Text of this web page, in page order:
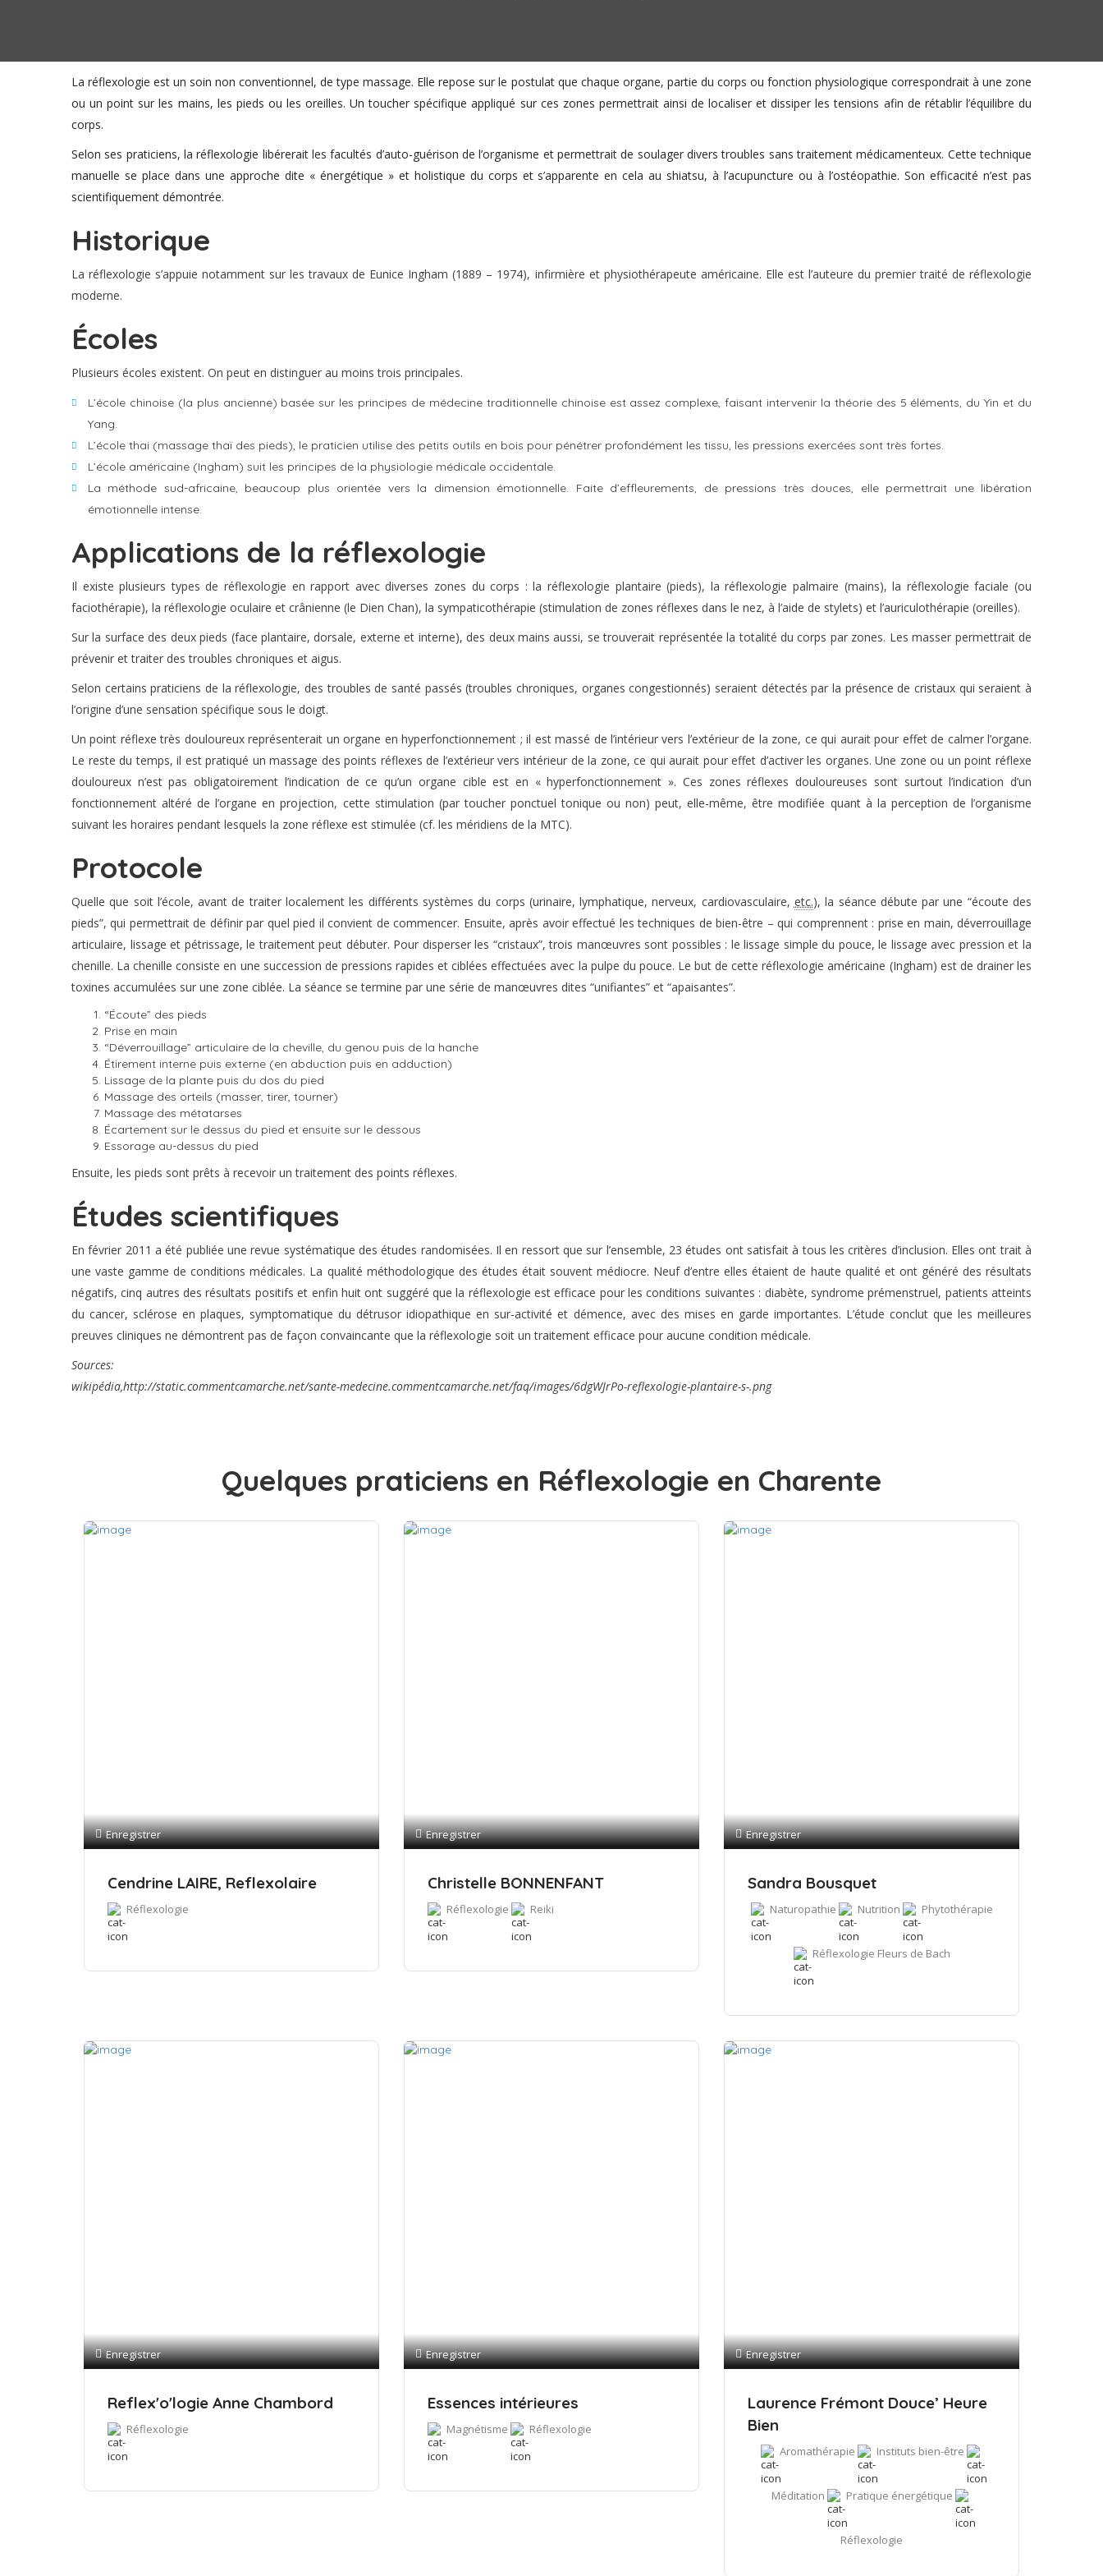
La réflexologie est un soin non conventionnel, de type massage. Elle repose sur le postulat que chaque organe, partie du corps ou fonction physiologique correspondrait à une zone
ou un point sur les mains, les pieds ou les oreilles. Un toucher spécifique appliqué sur ces zones permettrait ainsi de localiser et dissiper les tensions afin de rétablir l’équilibre du
corps.
Selon ses praticiens, la réflexologie libérerait les facultés d’auto-guérison de l’organisme et permettrait de soulager divers troubles sans traitement médicamenteux. Cette technique
manuelle se place dans une approche dite « énergétique » et holistique du corps et s’apparente en cela au shiatsu, à l’acupuncture ou à l’ostéopathie. Son efficacité n’est pas
scientifiquement démontrée.
Historique
La réflexologie s’appuie notamment sur les travaux de Eunice Ingham (1889 – 1974), infirmière et physiothérapeute américaine. Elle est l’auteure du premier traité de réflexologie
moderne.
Écoles
Plusieurs écoles existent. On peut en distinguer au moins trois principales.
L’école chinoise (la plus ancienne) basée sur les principes de médecine traditionnelle chinoise est assez complexe, faisant intervenir la théorie des 5 éléments, du Yin et du
Yang.
L’école thai (massage thaï des pieds), le praticien utilise des petits outils en bois pour pénétrer profondément les tissu, les pressions exercées sont très fortes.
L’école américaine (Ingham) suit les principes de la physiologie médicale occidentale.
La méthode sud-africaine, beaucoup plus orientée vers la dimension émotionnelle. Faite d’effleurements, de pressions très douces, elle permettrait une libération
émotionnelle intense.
Applications de la réflexologie
Il existe plusieurs types de réflexologie en rapport avec diverses zones du corps : la réflexologie plantaire (pieds), la réflexologie palmaire (mains), la réflexologie faciale (ou
faciothérapie), la réflexologie oculaire et crânienne (le Dien Chan), la sympaticothérapie (stimulation de zones réflexes dans le nez, à l’aide de stylets) et l’auriculothérapie (oreilles).
Sur la surface des deux pieds (face plantaire, dorsale, externe et interne), des deux mains aussi, se trouverait représentée la totalité du corps par zones. Les masser permettrait de
prévenir et traiter des troubles chroniques et aigus.
Selon certains praticiens de la réflexologie, des troubles de santé passés (troubles chroniques, organes congestionnés) seraient détectés par la présence de cristaux qui seraient à
l’origine d’une sensation spécifique sous le doigt.
Un point réflexe très douloureux représenterait un organe en hyperfonctionnement ; il est massé de l’intérieur vers l’extérieur de la zone, ce qui aurait pour effet de calmer l’organe.
Le reste du temps, il est pratiqué un massage des points réflexes de l’extérieur vers intérieur de la zone, ce qui aurait pour effet d’activer les organes. Une zone ou un point réflexe
douloureux n’est pas obligatoirement l’indication de ce qu’un organe cible est en « hyperfonctionnement ». Ces zones réflexes douloureuses sont surtout l’indication d’un
fonctionnement altéré de l’organe en projection, cette stimulation (par toucher ponctuel tonique ou non) peut, elle-même, être modifiée quant à la perception de l’organisme
suivant les horaires pendant lesquels la zone réflexe est stimulée (cf. les méridiens de la MTC).
Protocole
Quelle que soit l’école, avant de traiter localement les différents systèmes du corps (urinaire, lymphatique, nerveux, cardiovasculaire, etc.), la séance débute par une “écoute des
pieds”, qui permettrait de définir par quel pied il convient de commencer. Ensuite, après avoir effectué les techniques de bien-être – qui comprennent : prise en main, déverrouillage
articulaire, lissage et pétrissage, le traitement peut débuter. Pour disperser les “cristaux”, trois manœuvres sont possibles : le lissage simple du pouce, le lissage avec pression et la
chenille. La chenille consiste en une succession de pressions rapides et ciblées effectuées avec la pulpe du pouce. Le but de cette réflexologie américaine (Ingham) est de drainer les
toxines accumulées sur une zone ciblée. La séance se termine par une série de manœuvres dites “unifiantes” et “apaisantes”.
“Écoute” des pieds
Prise en main
“Déverrouillage” articulaire de la cheville, du genou puis de la hanche
Étirement interne puis externe (en abduction puis en adduction)
Lissage de la plante puis du dos du pied
Massage des orteils (masser, tirer, tourner)
Massage des métatarses
Écartement sur le dessus du pied et ensuite sur le dessous
Essorage au-dessus du pied
Ensuite, les pieds sont prêts à recevoir un traitement des points réflexes.
Études scientifiques
En février 2011 a été publiée une revue systématique des études randomisées. Il en ressort que sur l’ensemble, 23 études ont satisfait à tous les critères d’inclusion. Elles ont trait à
une vaste gamme de conditions médicales. La qualité méthodologique des études était souvent médiocre. Neuf d’entre elles étaient de haute qualité et ont généré des résultats
négatifs, cinq autres des résultats positifs et enfin huit ont suggéré que la réflexologie est efficace pour les conditions suivantes : diabète, syndrome prémenstruel, patients atteints
du cancer, sclérose en plaques, symptomatique du détrusor idiopathique en sur-activité et démence, avec des mises en garde importantes. L’étude conclut que les meilleures
preuves cliniques ne démontrent pas de façon convaincante que la réflexologie soit un traitement efficace pour aucune condition médicale.
Sources:
wikipédia,http://static.commentcamarche.net/sante-medecine.commentcamarche.net/faq/images/6dgWJrPo-reflexologie-plantaire-s-.png
Quelques praticiens en Réflexologie en Charente
Enregistrer
Cendrine LAIRE, Reflexolaire
Réflexologie
Enregistrer
Christelle BONNENFANT
Réflexologie Reiki
Enregistrer
Sandra Bousquet
Naturopathie Nutrition Phytothérapie
Réflexologie Fleurs de Bach
Enregistrer
Reflex'o'logie Anne Chambord
Réflexologie
Enregistrer
Essences intérieures
Magnétisme Réflexologie
Enregistrer
Laurence Frémont Douce’ Heure
Bien
Aromathérapie Instituts bien-être
Méditation Pratique énergétique
Réflexologie